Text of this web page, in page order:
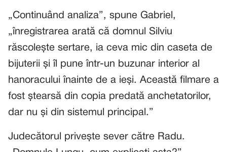
„Continuând analiza”, spune Gabriel,
„înregistrarea arată că domnul Silviu
răscolește sertare, ia ceva mic din caseta de
bijuterii și îl pune într-un buzunar interior al
hanoracului înainte de a ieși. Această filmare a
fost ștearsă din copia predată anchetatorilor,
dar nu și din sistemul principal.”
Judecătorul privește sever către Radu.